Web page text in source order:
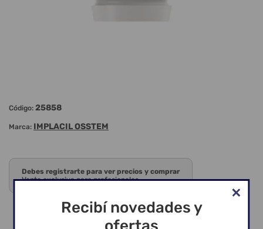
Código: 25858
Marca: IMPLACIL OSSTEM
Debes registrarte para ver precios y comprar
Venta exclusiva para profesionales
Recibí novedades y